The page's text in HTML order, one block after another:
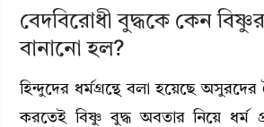
বেদবিরোধী বুদ্ধকে কেন
বানানো হল?
হিন্দুদের ধর্মগ্রন্থে বলা হয়েছে অসুরদের
করতেই বিষ্ণু বুদ্ধ অবতার নিয়ে ধর্ম